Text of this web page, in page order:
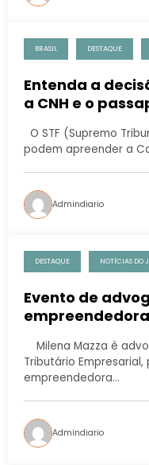
BRASIL DESTAQUE
Entenda a
a CNH e o
O STF (Supremo
podem apreender a
Admindiario
DESTAQUE NOTÍCIAS DO
Evento de
Milena Mazza é
Tributário
empreendedora…
Admindiario